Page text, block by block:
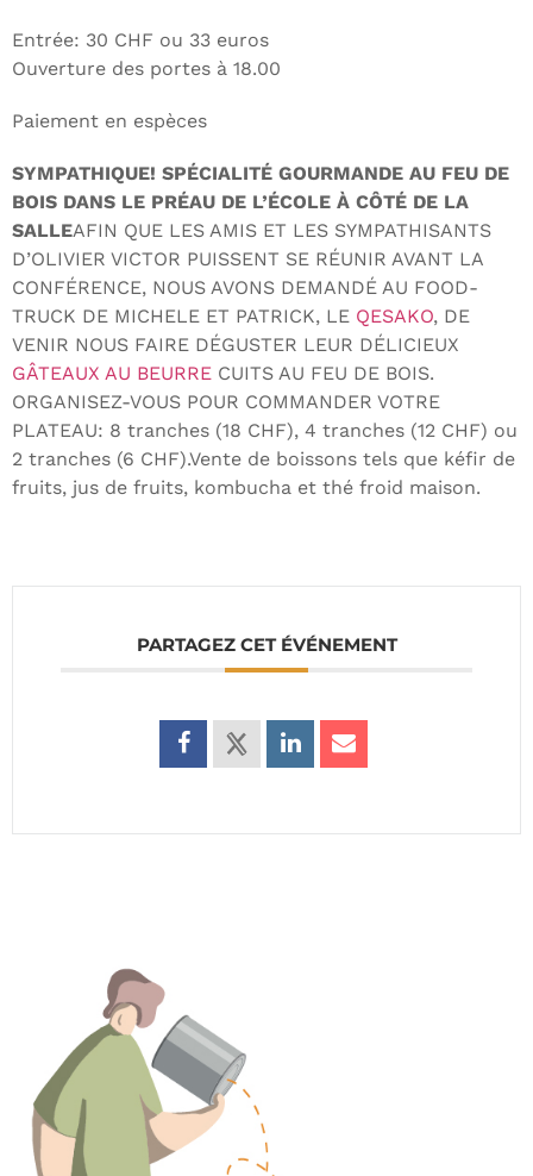
Entrée: 30 CHF ou 33 euros
Ouverture des portes à 18.00
Paiement en espèces
SYMPATHIQUE! SPÉCIALITÉ GOURMANDE AU FEU DE
BOIS DANS LE PRÉAU DE L’ÉCOLE À CÔTÉ DE LA
SALLEAFIN QUE LES AMIS ET LES SYMPATHISANTS
D’OLIVIER VICTOR PUISSENT SE RÉUNIR AVANT LA
CONFÉRENCE, NOUS AVONS DEMANDÉ AU FOOD-
TRUCK DE MICHELE ET PATRICK, LE QESAKO, DE
VENIR NOUS FAIRE DÉGUSTER LEUR DÉLICIEUX
GÂTEAUX AU BEURRE CUITS AU FEU DE BOIS.
ORGANISEZ-VOUS POUR COMMANDER VOTRE
PLATEAU: 8 tranches (18 CHF), 4 tranches (12 CHF) ou
2 tranches (6 CHF).Vente de boissons tels que kéfir de
fruits, jus de fruits, kombucha et thé froid maison.
PARTAGEZ CET ÉVÉNEMENT